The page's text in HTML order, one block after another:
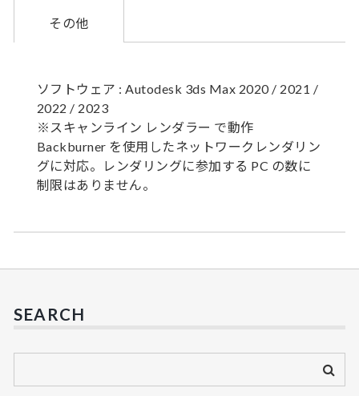
その他
ソフトウェア : Autodesk 3ds Max 2020 / 2021 /
2022 / 2023
※スキャンライン レンダラー で動作
Backburner を使用したネットワークレンダリン
グに対応。レンダリングに参加する PC の数に
制限はありません。
SEARCH